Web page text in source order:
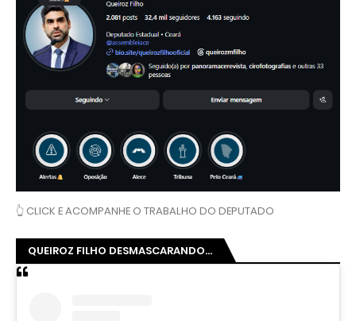
👆 CLICK E ACOMPANHE O TRABALHO DO DEPUTADO
QUEIROZ FILHO DESMASCARANDO...